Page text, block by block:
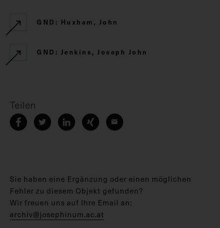
GND: Huxham, John
GND: Jenkins, Joseph John
Teilen
Sie haben eine Ergänzung oder einen möglichen
Fehler zu diesem Objekt gefunden?
Wir freuen uns auf Ihre Email an:
archiv@josephinum.ac.at